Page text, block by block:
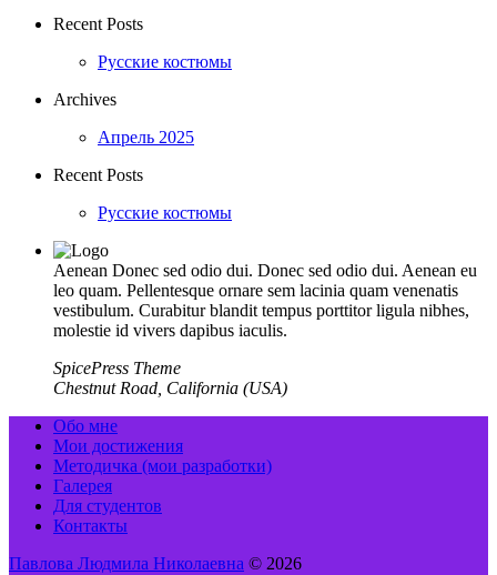
Recent Posts
Русские костюмы
Archives
Апрель 2025
Recent Posts
Русские костюмы
Aenean Donec sed odio dui. Donec sed odio dui. Aenean eu
leo quam. Pellentesque ornare sem lacinia quam venenatis
vestibulum. Curabitur blandit tempus porttitor ligula nibhes,
molestie id vivers dapibus iaculis.
SpicePress Theme
Chestnut Road, California (USA)
Обо мне
Мои достижения
Методичка (мои разработки)
Галерея
Для студентов
Контакты
Павлова Людмила Николаевна © 2026